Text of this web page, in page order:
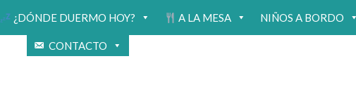
¿DÓNDE DUERMO HOY? A LA MESA NIÑOS A BORDO
CONTACTO